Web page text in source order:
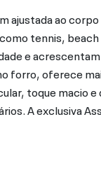
ajustada ao
tennis,
e
forro, oferece
toque macio
A exclusiva